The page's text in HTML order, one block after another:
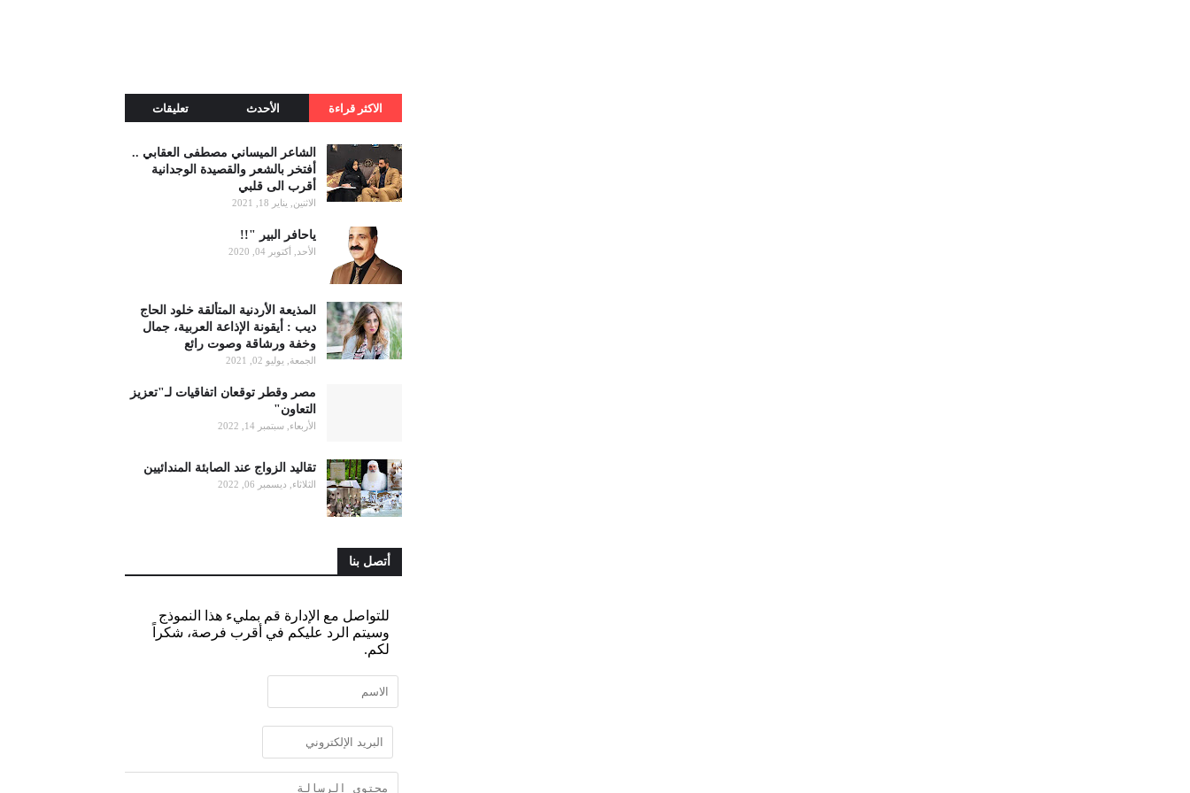
الاكثر قراءة الأحدث تعليقات
الشاعر الميساني مصطفى العقابي ..
أفتخر بالشعر والقصيدة الوجدانية
أقرب الى قلبي
الاثنين, يناير 18, 2021
ياحافر البير "!!
الأحد, أكتوبر 04, 2020
المذيعة الأردنية المتألقة خلود الحاج
ديب : أيقونة الإذاعة العربية، جمال
وخفة ورشاقة وصوت رائع
الجمعة, يوليو 02, 2021
مصر وقطر توقعان اتفاقيات لـ"تعزيز
التعاون"
الأربعاء, سبتمبر 14, 2022
تقاليد الزواج عند الصابئة المندائيين
الثلاثاء, ديسمبر 06, 2022
أتصل بنا
للتواصل مع الإدارة قم بمليء هذا النموذج
وسيتم الرد عليكم في أقرب فرصة، شكراً
لكم.